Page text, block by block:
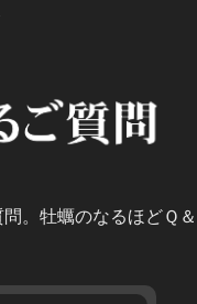
。牡蠣のなるほどＱ＆